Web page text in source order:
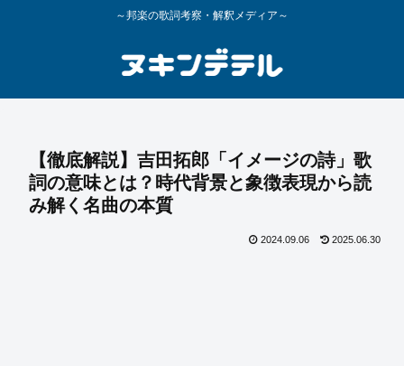
～邦楽の歌詞考察・解釈メディア～
【徹底解説】吉田拓郎「イメージの詩」歌
詞の意味とは？時代背景と象徴表現から読
み解く名曲の本質
2024.09.06 2025.06.30